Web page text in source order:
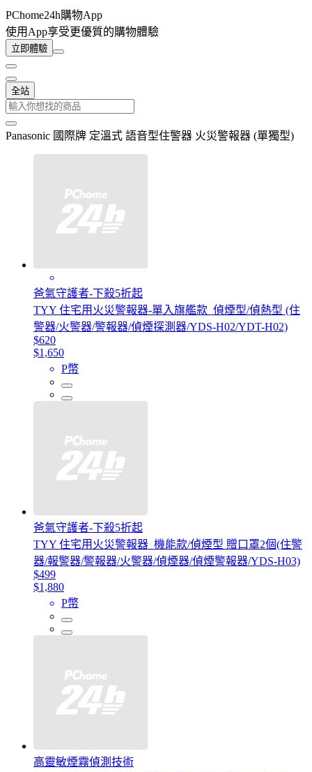
PChome24h購物App
使用App享受更優質的購物體驗
立即體驗
全站
Panasonic 國際牌 定溫式 語音型住警器 火災警報器 (單獨型)
爸氣守護者-下殺5折起
TYY 住宅用火災警報器-單入旗艦款_偵煙型/偵熱型 (住
警器/火警器/警報器/偵煙探測器/YDS-H02/YDT-H02)
$620
$1,650
P幣
爸氣守護者-下殺5折起
TYY 住宅用火災警報器_機能款/偵煙型 贈口罩2個(住警
器/報警器/警報器/火警器/偵煙器/偵煙警報器/YDS-H03)
$499
$1,880
P幣
高靈敏煙霧偵測技術